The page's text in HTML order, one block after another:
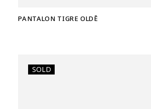
PANTALON TIGRE OLDĒ
SOLD